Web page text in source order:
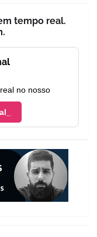
tempo real.
no nosso